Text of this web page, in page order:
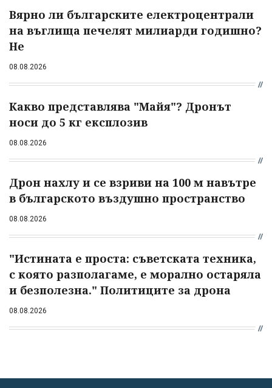
Вярно ли българските електроцентрали
на въглища печелят милиарди годишно?
Не
08.08.2026
Какво представлява "Майя"? Дронът
носи до 5 кг експлозив
08.08.2026
Дрон нахлу и се взриви на 100 м навътре
в българското въздушно пространство
08.08.2026
"Истината е проста: съветската техника,
с която разполагаме, е морално остаряла
и безполезна." Политиците за дрона
08.08.2026